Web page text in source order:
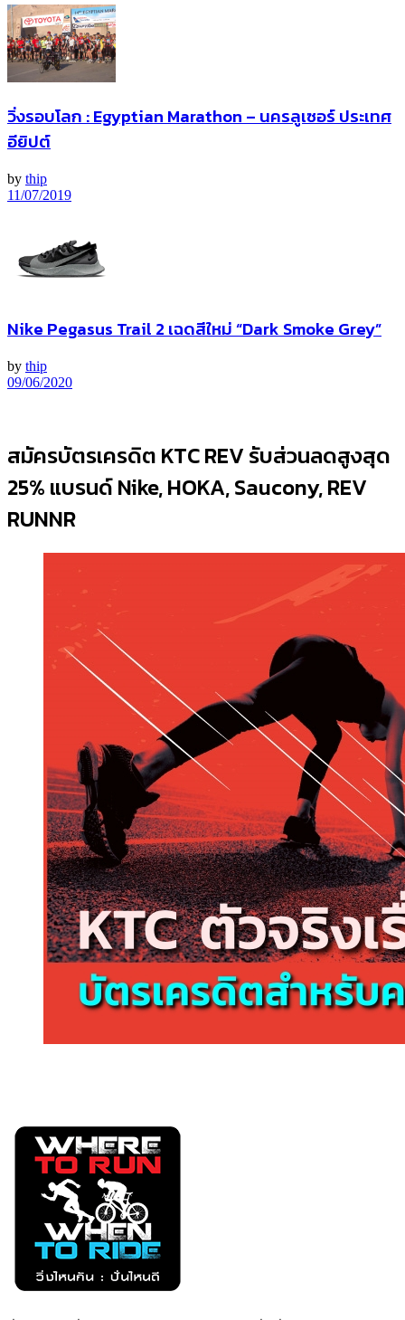
วิ่งรอบโลก : Egyptian Marathon – นครลูเซอร์ ประเทศ
อียิปต์
by thip
11/07/2019
Nike Pegasus Trail 2 เฉดสีใหม่ “Dark Smoke Grey”
by thip
09/06/2020
สมัครบัตรเครดิต KTC REV รับส่วนลดสูงสุด
25% แบรนด์ Nike, HOKA, Saucony, REV
RUNNR